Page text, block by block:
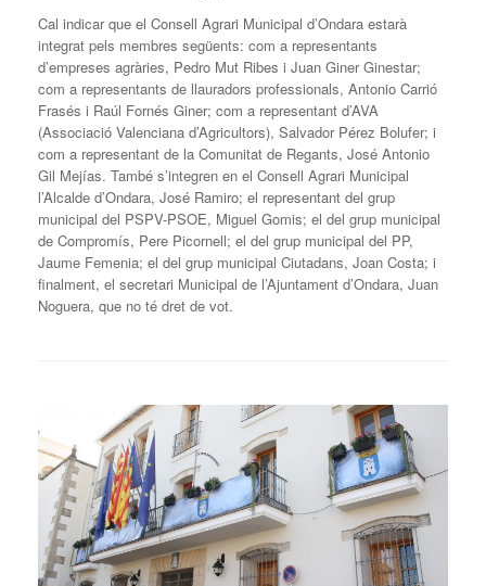
Cal indicar que el Consell Agrari Municipal d’Ondara estarà
integrat pels membres següents: com a representants
d’empreses agràries, Pedro Mut Ribes i Juan Giner Ginestar;
com a representants de llauradors professionals, Antonio Carrió
Frasés i Raúl Fornés Giner; com a representant d’AVA
(Associació Valenciana d’Agricultors), Salvador Pérez Bolufer; i
com a representant de la Comunitat de Regants, José Antonio
Gil Mejías. També s’integren en el Consell Agrari Municipal
l’Alcalde d’Ondara, José Ramiro; el representant del grup
municipal del PSPV-PSOE, Miguel Gomis; el del grup municipal
de Compromís, Pere Picornell; el del grup municipal del PP,
Jaume Femenia; el del grup municipal Ciutadans, Joan Costa; i
finalment, el secretari Municipal de l’Ajuntament d’Ondara, Juan
Noguera, que no té dret de vot.